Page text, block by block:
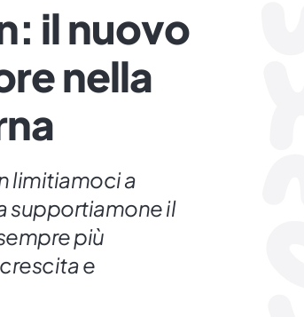
il nuovo
nella
limitiamoci a
supportiamone il
più
e